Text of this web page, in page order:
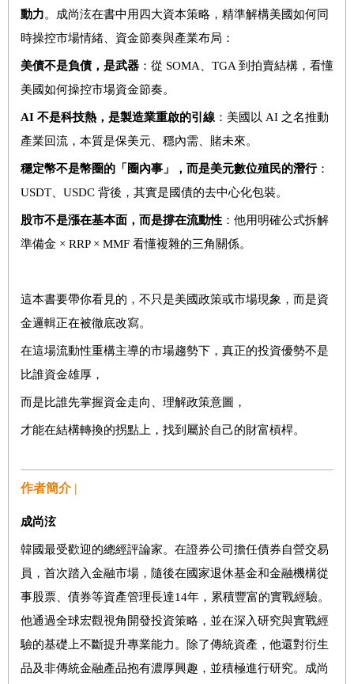
動力。成尚泫在書中用四大資本策略，精準解構美國如何同
時操控市場情緒、資金節奏與產業布局：
美債不是負債，是武器 ：從 SOMA、TGA 到拍賣結構，看懂
美國如何操控市場資金節奏。
AI 不是科技熱，是製造業重啟的引線 ：美國以 AI 之名推動
產業回流，本質是保美元、穩內需、賭未來。
穩定幣不是幣圈的「圈內事」，而是美元數位殖民的潛行：
USDT、USDC 背後，其實是國債的去中心化包裝。
股市不是漲在基本面，而是撐在流動性 ：他用明確公式拆解
準備金 × RRP × MMF 看懂複雜的三角關係。
這本書要帶你看見的，不只是美國政策或市場現象，而是資
金邏輯正在被徹底改寫。
在這場流動性重構主導的市場趨勢下，真正的投資優勢不是
比誰資金雄厚，
而是比誰先掌握資金走向、理解政策意圖，
才能在結構轉換的拐點上，找到屬於自己的財富槓桿。
作者簡介 |
成尚泫
韓國最受歡迎的總經評論家。在證券公司擔任債券自營交易
員，首次踏入金融市場，隨後在國家退休基金和金融機構從
事股票、債券等資產管理長達14年，累積豐富的實戰經驗。
他通過全球宏觀視角開發投資策略，並在深入研究與實戰經
驗的基礎上不斷提升專業能力。除了傳統資產，他還對衍生
品及非傳統金融產品抱有濃厚興趣，並積極進行研究。成尚